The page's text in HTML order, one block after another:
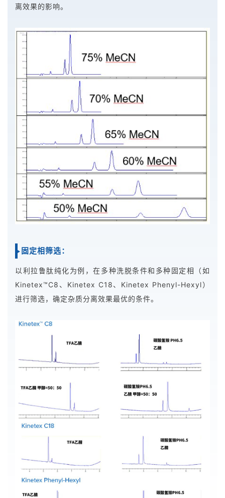
离效果的影响。
固定相筛选：
以利拉鲁肽纯化为例，在多种洗脱条件和多种固定相（如
Kinetex™C8、Kinetex C18、Kinetex Phenyl-Hexyl）
进行筛选，确定杂质分离效果最优的条件。